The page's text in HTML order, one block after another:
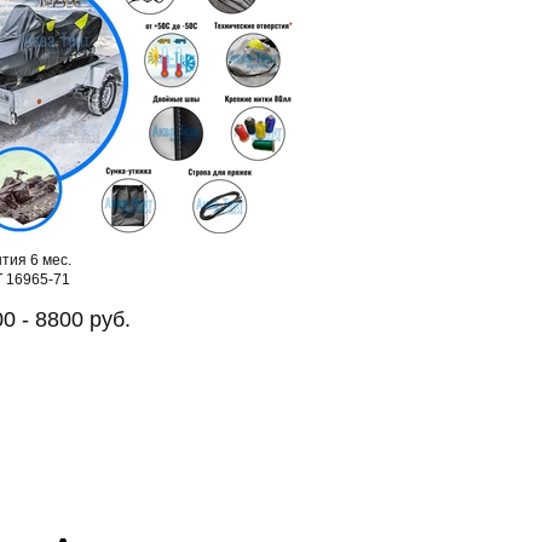
6 мес.
71
- 8800 руб.